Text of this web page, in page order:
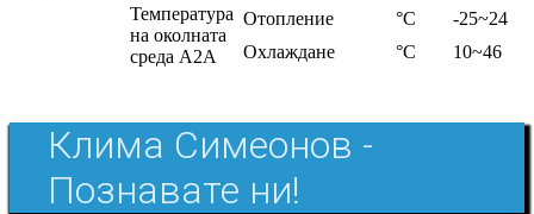
Температура
на околната
среда A2A
Oтопление °C
-25~24
Охлаждане
°C 10~46
Клима Симеонов -
Познавате ни!